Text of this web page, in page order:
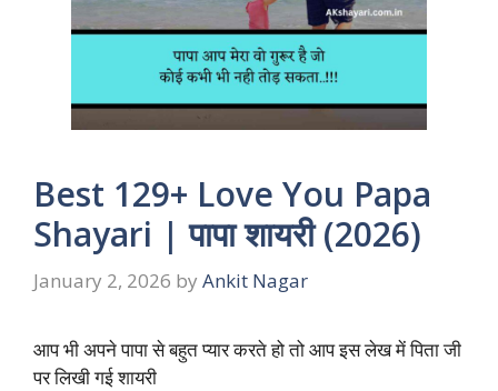
Best 129+ Love You Papa
Shayari | पापा शायरी (2026)
January 2, 2026 by Ankit Nagar
आप भी अपने पापा से बहुत प्यार करते हो तो आप इस लेख में पिता जी
पर लिखी गई शायरी